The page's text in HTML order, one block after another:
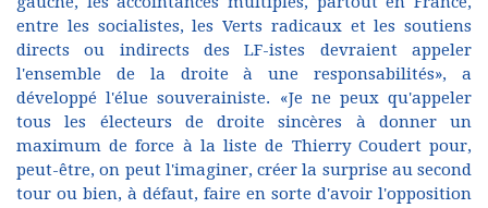
entre les socialistes, les Verts radicaux et les soutiens
directs ou indirects des LF-istes devraient appeler
l'ensemble de la droite à une responsabilités», a
développé l'élue souverainiste. «Je ne peux qu'appeler
tous les électeurs de droite sincères à donner un
maximum de force à la liste de Thierry Coudert pour,
peut-être, on peut l'imaginer, créer la surprise au second
tour ou bien, à défaut, faire en sorte d'avoir l'opposition